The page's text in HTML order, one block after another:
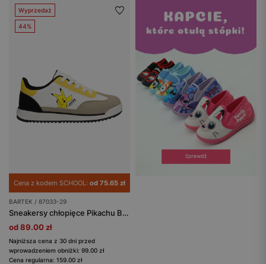
Wyprzedaż
44%
Cena z kodem SCHOOL: od 75.65 zł
BARTEK / 87033-29
Sneakersy chłopięce Pikachu BARTEK 87033-29
od 89.00 zł
Najniższa cena z 30 dni przed
wprowadzeniem obniżki: 99.00 zł
Cena regularna: 159.00 zł